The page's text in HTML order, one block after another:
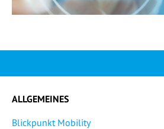
ALLGEMEINES
Blickpunkt Mobility